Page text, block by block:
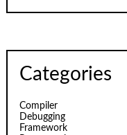
Categories
Compiler
Debugging
Framework